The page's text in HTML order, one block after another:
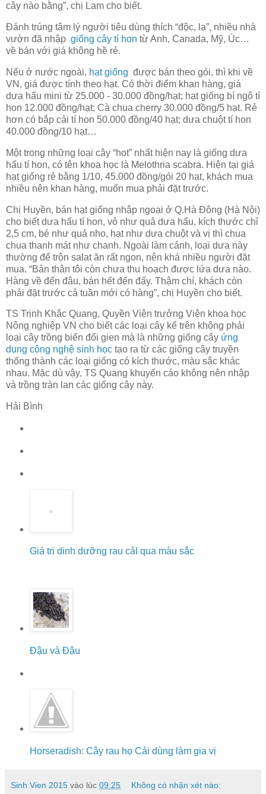
cây nào bằng”, chị Lam cho biết.
Đánh trúng tâm lý người tiêu dùng thích “độc, lạ”, nhiều nhà
vườn đã nhập giống cây tí hon từ Anh, Canada, Mỹ, Úc…
về bán với giá không hề rẻ.
Nếu ở nước ngoài, hạt giống được bán theo gói, thì khi về
VN, giá được tính theo hạt. Có thời điểm khan hàng, giá
dưa hấu mini từ 25.000 - 30.000 đồng/hạt; hạt giống bí ngô tí
hon 12.000 đồng/hạt; Cà chua cherry 30.000 đồng/5 hạt. Rẻ
hơn có bắp cải tí hon 50.000 đồng/40 hạt; dưa chuột tí hon
40.000 đồng/10 hạt…
Một trong những loại cây “hot” nhất hiện nay là giống dưa
hấu tí hon, có tên khoa học là Melothria scabra. Hiện tại giá
hạt giống rẻ bằng 1/10, 45.000 đồng/gói 20 hạt, khách mua
nhiều nên khan hàng, muốn mua phải đặt trước.
Chị Huyền, bán hạt giống nhập ngoại ở Q.Hà Đông (Hà Nội)
cho biết dưa hấu tí hon, vỏ như quả dưa hấu, kích thước chỉ
2,5 cm, bé như quả nho, hạt như dưa chuột và vị thì chua
chua thanh mát như chanh. Ngoài làm cảnh, loại dưa này
thường để trộn salat ăn rất ngon, nên khá nhiều người đặt
mua. “Bản thân tôi còn chưa thu hoạch được lứa dưa nào.
Hàng về đến đâu, bán hết đến đấy. Thậm chí, khách còn
phải đặt trước cả tuần mới có hàng”, chị Huyền cho biết.
TS Trịnh Khắc Quang, Quyền Viện trưởng Viện khoa học
Nông nghiệp VN cho biết các loại cây kể trên không phải
loại cây trồng biến đổi gien mà là những giống cây ứng
dụng công nghệ sinh học tạo ra từ các giống cây truyền
thống thành các loại giống có kích thước, màu sắc khác
nhau. Mặc dù vậy, TS Quang khuyến cáo không nên nhập
và trồng tràn lan các giống cây này.
Hải Bình
Giá trị dinh dưỡng rau cảI qua màu sắc
Đậu và Đậu
Horseradish: Cây rau họ Cải dùng làm gia vị
Sinh Vien 2015 vào lúc 09:25 Không có nhận xét nào: